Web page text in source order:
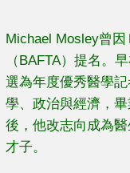
Michael Mosley曾
（BAFTA）提名。
選為年度優秀醫學
學、政治與經濟，
後，他改志向成為
才子。